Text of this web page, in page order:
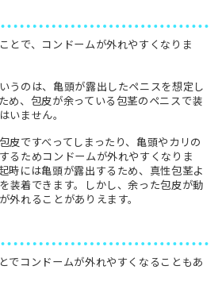
とで、コンドームが外れやすくなりま
うのは、亀頭が露出したペニスを想定し
め、包皮が余っている包茎のペニスで装
いません。
皮ですべってしまったり、亀頭やカリの
るためコンドームが外れやすくなりま
時には亀頭が露出するため、真性包茎よ
装着できます。しかし、余った包皮が動
外れることがありえます。
でコンドームが外れやすくなることもあ